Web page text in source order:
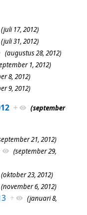
(juli 17, 2012)
(juli 31, 2012)
(augustus 28, 2012)
1, 2012)
8, 2012)
9, 2012)
+
(september
21, 2012)
(september 29,
(oktober 23, 2012)
(november 6, 2012)
+
(januari 8,